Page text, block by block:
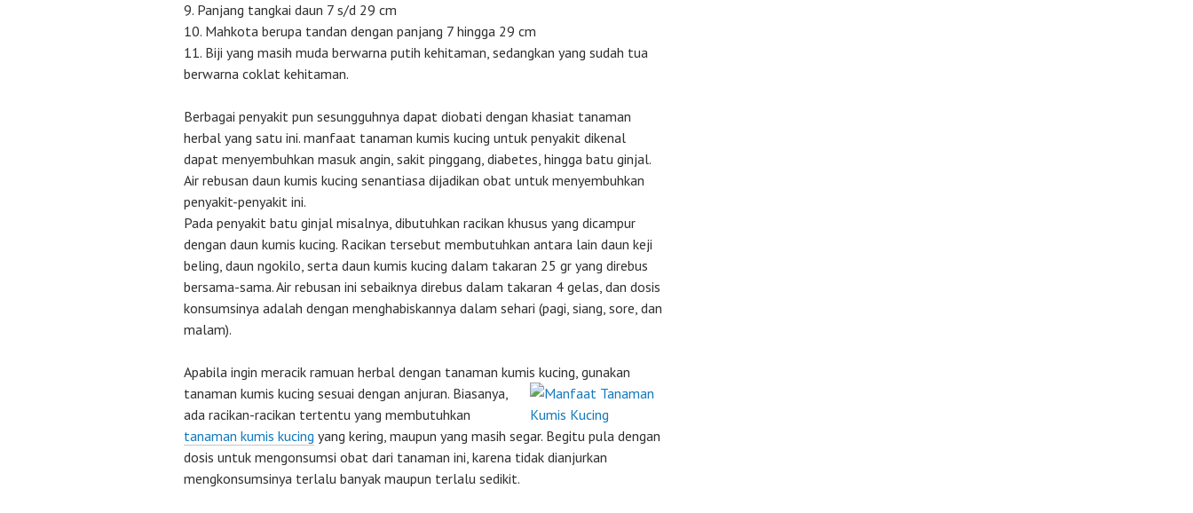
Panjang tangkai daun 7 s/d 29 cm
Mahkota berupa tandan dengan panjang 7 hingga 29 cm
Biji yang masih muda berwarna putih kehitaman, sedangkan yang sudah tua
berwarna coklat kehitaman.
Berbagai penyakit pun sesungguhnya dapat diobati dengan khasiat tanaman
herbal yang satu ini. manfaat tanaman kumis kucing untuk penyakit dikenal
dapat menyembuhkan masuk angin, sakit pinggang, diabetes, hingga batu ginjal.
Air rebusan daun kumis kucing senantiasa dijadikan obat untuk menyembuhkan
penyakit-penyakit ini.
Pada penyakit batu ginjal misalnya, dibutuhkan racikan khusus yang dicampur
dengan daun kumis kucing. Racikan tersebut membutuhkan antara lain daun keji
beling, daun ngokilo, serta daun kumis kucing dalam takaran 25 gr yang direbus
bersama-sama. Air rebusan ini sebaiknya direbus dalam takaran 4 gelas, dan dosis
konsumsinya adalah dengan menghabiskannya dalam sehari (pagi, siang, sore, dan
malam).
Apabila ingin meracik ramuan herbal dengan tanaman kumis kucing, gunakan
tanaman kumis kucing sesuai dengan anjuran. Biasanya,
ada racikan-racikan tertentu yang membutuhkan
tanaman kumis kucing yang kering, maupun yang masih segar. Begitu pula dengan
dosis untuk mengonsumsi obat dari tanaman ini, karena tidak dianjurkan
mengkonsumsinya terlalu banyak maupun terlalu sedikit.